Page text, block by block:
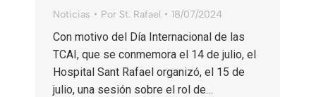
Noticias Por St. Rafael 18/07/2024
Con motivo del Día Internacional de las
TCAI, que se conmemora el 14 de julio, el
Hospital Sant Rafael organizó, el 15 de
julio, una sesión sobre el rol de…